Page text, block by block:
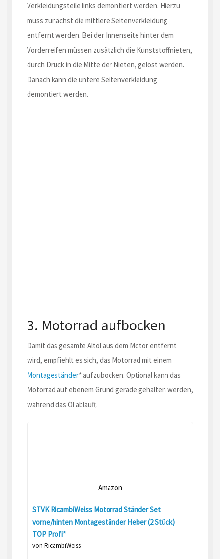
Verkleidungsteile links demontiert werden. Hierzu
muss zunächst die mittlere Seitenverkleidung
entfernt werden. Bei der Innenseite hinter dem
Vorderreifen müssen zusätzlich die Kunststoffnieten,
durch Druck in die Mitte der Nieten, gelöst werden.
Danach kann die untere Seitenverkleidung
demontiert werden.
3. Motorrad aufbocken
Damit das gesamte Altöl aus dem Motor entfernt
wird, empfiehlt es sich, das Motorrad mit einem
Montageständer* aufzubocken. Optional kann das
Motorrad auf ebenem Grund gerade gehalten werden,
während das Öl abläuft.
Amazon
STVK RicambiWeiss Motorrad Ständer Set
vorne/hinten Montageständer Heber (2 Stück)
TOP Profi*
von RicambiWeiss